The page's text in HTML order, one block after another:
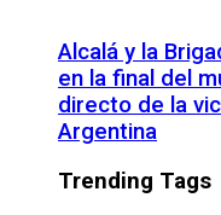
Alcalá y la
en la final del
directo de la
Argentina
Trending Tags